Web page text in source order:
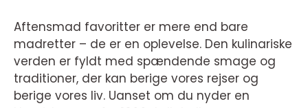
Aftensmad favoritter er mere end bare
madretter – de er en oplevelse. Den kulinariske
verden er fyldt med spændende smage og
traditioner, der kan berige vores rejser og
berige vores liv. Uanset om du nyder en